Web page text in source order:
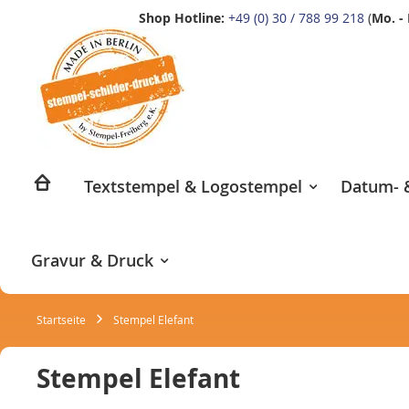
Shop Hotline: +49 (0) 30 / 788 99 218 (Mo. -
springen
Textstempel & Logostempel Datum-
Gravur & Druck
Startseite Stempel Elefant
Stempel Elefant